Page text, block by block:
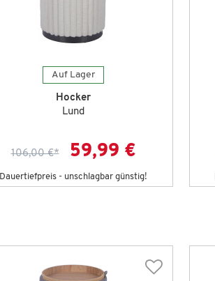
Auf Lager
Hocker
Lund
106,00 €* 59,99 €
Dauertiefpreis - unschlagbar günstig!